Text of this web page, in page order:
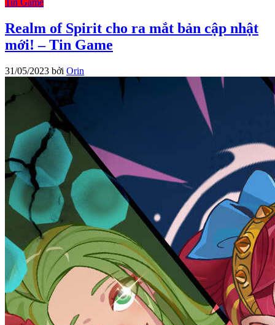
Tin Game
Realm of Spirit cho ra mắt bản cập nhật
mới! – Tin Game
31/05/2023 bởi Orin